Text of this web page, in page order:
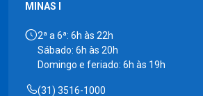
MINAS I
2ª a 6ª: 6h às 22h
Sábado: 6h às 20h
Domingo e feriado: 6h às 19h
(31) 3516-1000